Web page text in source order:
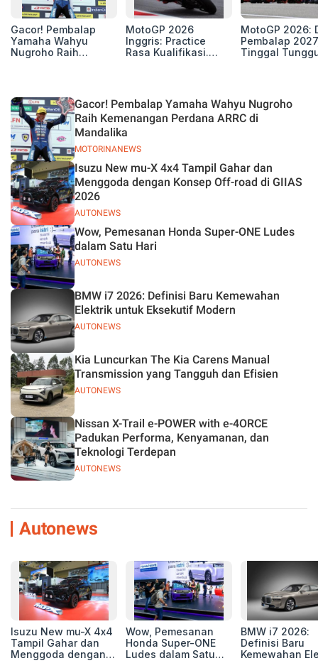
Gacor! Pembalap
Yamaha Wahyu
Nugroho Raih
MotoGP 2026
Inggris: Practice
Rasa Kualifikasi.
Silverstone!
MotoGP 2026:
Pembalap
Tinggal
MOTORINANEWS
Gacor! Pembalap Yamaha Wahyu Nugroho
Raih Kemenangan Perdana ARRC di
Mandalika
AUTONEWS
Isuzu New mu-X 4x4 Tampil Gahar dan
Menggoda dengan Konsep Off-road di GIIAS
2026
AUTONEWS
Wow, Pemesanan Honda Super-ONE Ludes
dalam Satu Hari
AUTONEWS
BMW i7 2026: Definisi Baru Kemewahan
Elektrik untuk Eksekutif Modern
AUTONEWS
Kia Luncurkan The Kia Carens Manual
Transmission yang Tangguh dan Efisien
AUTONEWS
Nissan X-Trail e-POWER with e-4ORCE
Padukan Performa, Kenyamanan, dan
Teknologi Terdepan
Autonews
Isuzu New mu-X 4x4
Tampil Gahar dan
Menggoda dengan
Wow, Pemesanan
Honda Super-ONE
Ludes dalam Satu
BMW i7 2026:
Definisi Baru
Kemewahan